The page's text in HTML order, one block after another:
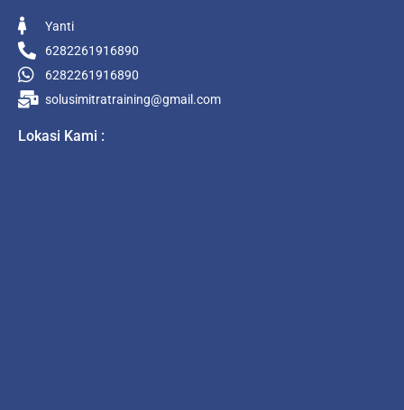
Yanti
6282261916890
6282261916890
solusimitratraining@gmail.com
Lokasi Kami :